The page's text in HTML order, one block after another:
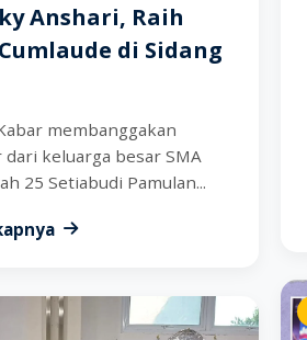
Anshari, Raih
di Sidang
membanggakan
keluarga besar SMA
25 Setiabudi Pamulan...